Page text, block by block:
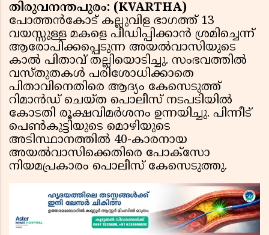
തിരുവനന്തപുരം: (KVARTHA)
പോത്തൻകോട് കല്ലുവിള ഭാഗത്ത് 13
വയസ്സുള്ള മകളെ പീഡിപ്പിക്കാൻ ശ്രമിച്ചെന്ന്
ആരോപിക്കപ്പെടുന്ന അയൽവാസിയുടെ
കാൽ പിതാവ് തല്ലിയൊടിച്ചു. സംഭവത്തിൽ
വസ്തുതകൾ പരിശോധിക്കാതെ
പിതാവിനെതിരെ ആദ്യം കേസെടുത്ത്
റിമാൻഡ് ചെയ്ത പൊലീസ് നടപടിയിൽ
കോടതി രൂക്ഷവിമർശനം ഉന്നയിച്ചു. പിന്നീട്
പെൺകുട്ടിയുടെ മൊഴിയുടെ
അടിസ്ഥാനത്തിൽ 40-കാരനായ
അയൽവാസിക്കെതിരെ പോക്സോ
നിയമപ്രകാരം പൊലീസ് കേസെടുത്തു.